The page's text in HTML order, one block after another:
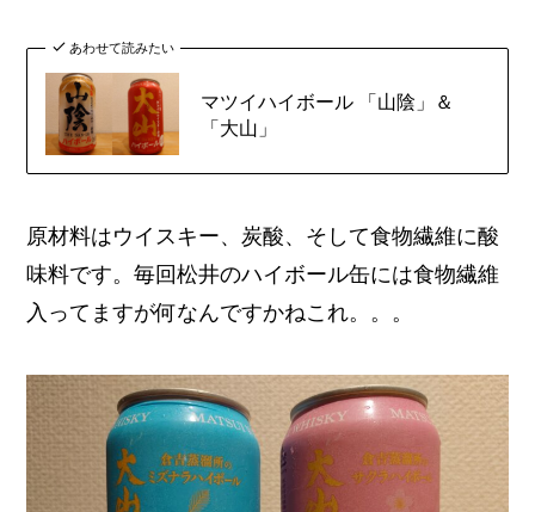
あわせて読みたい
マツイハイボール 「山陰」＆
「大山」
原材料はウイスキー、炭酸、そして食物繊維に酸
味料です。毎回松井のハイボール缶には食物繊維
入ってますが何なんですかねこれ。。。